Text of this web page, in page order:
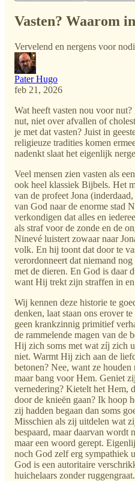
Vasten? Waarom
Vervelend en nergens voor
Pater Hugo
feb 21, 2026
Wat heeft vasten nou voor
nut, niet over afvallen of
je met dat vasten? Juist in
religieuze tradities komen
nadenkt slaat het eigenlijk
Veel mensen zien vasten als
ook heel klassiek Bijbels. Het
van de profeet Jona
van God naar de enorme stad
verkondigen dat alles en
als straf voor de zonde en de
Ninevé luistert zowaar naar
volk. En hij toont dat door te
verordonneert dat niemand
met de dieren. En God is daar
want Hij trekt zijn straffen in
Wij kennen deze historie te
denken, laat staan ons erover
geen krankzinnig primitief
de rammelende magen van de
Hij zich soms met wat zíj zich
niet. Warmt Hij zich aan de
betonen? Nee, want ze
maar bang voor Hem. Geniet
vernedering? Kietelt het Hem,
door de knieën gaan? Ik hoop
zij hadden begaan dan soms
Misschien als zij uitdelen wat
bespaard, maar daarvan wordt
maar een woord gerept.
noch God zelf erg sympathiek
God is een autoritaire
huichelaars zonder ruggengraat.